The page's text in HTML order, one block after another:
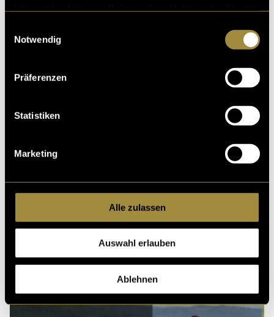
Notwendig
Präferenzen
Statistiken
Marketing
Alle zulassen
Auswahl erlauben
Ablehnen
Kritik
Ähnliche Artikel